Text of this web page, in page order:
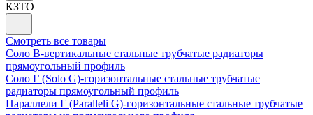
КЗТО
Смотреть все товары
Соло В-вертикальные стальные трубчатые радиаторы
прямоугольный профиль
Соло Г (Solo G)-горизонтальные стальные трубчатые
радиаторы прямоугольный профиль
Параллели Г (Paralleli G)-горизонтальные стальные трубчатые